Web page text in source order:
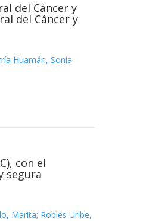
del Cáncer y
del Cáncer y
Huamán, Sonia
con el
segura
Marita; Robles Uribe,